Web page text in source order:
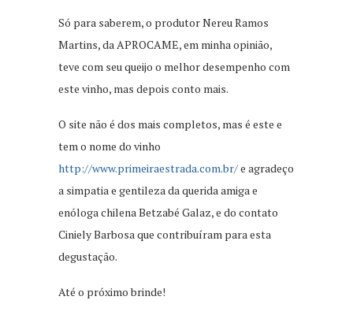
Só para saberem, o produtor Nereu Ramos
Martins, da APROCAME, em minha opinião,
teve com seu queijo o melhor desempenho com
este vinho, mas depois conto mais.
O site não é dos mais completos, mas é este e
tem o nome do vinho
http://www.primeiraestrada.com.br/e agradeço
a simpatia e gentileza da querida amiga e
enóloga chilena Betzabé Galaz, e do contato
Ciniely Barbosa que contribuíram para esta
degustação.
Até o próximo brinde!